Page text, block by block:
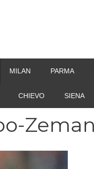
MILAN PARMA
CHIEVO SIENA
Zeman